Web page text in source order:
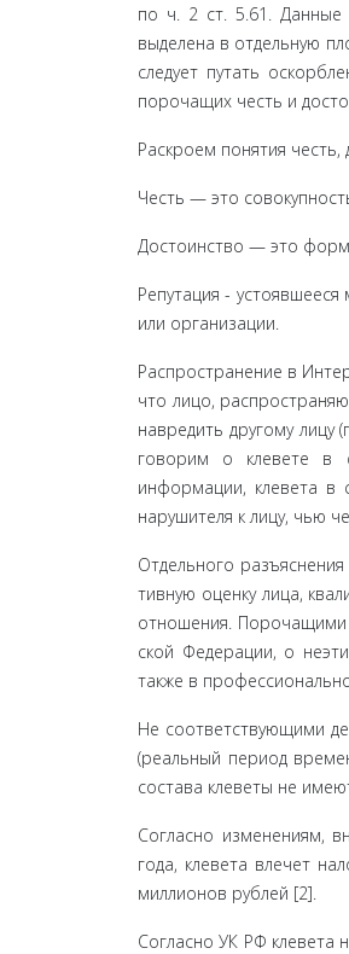
по ч. 2 ст. 5.61. Данные
выделена в отдельную
следует путать
порочащих честь и
Раскроем понятия честь,
Честь — это
Достоинство — это
Репутация -
или организации.
Распространение в
что лицо,
на­вредить другому
го­ворим о клевете в
информации, клеве­та в
нарушителя к лицу, чью
Отдельного
тивную оценку лица,
отношения. Порочащими
ской Федерации, о
также в
Не соответствующими
(реальный период
состава клеветы не
Согласно изменениям,
года, клевета влечет
миллио­нов рублей [2].
Согласно УК РФ клевета